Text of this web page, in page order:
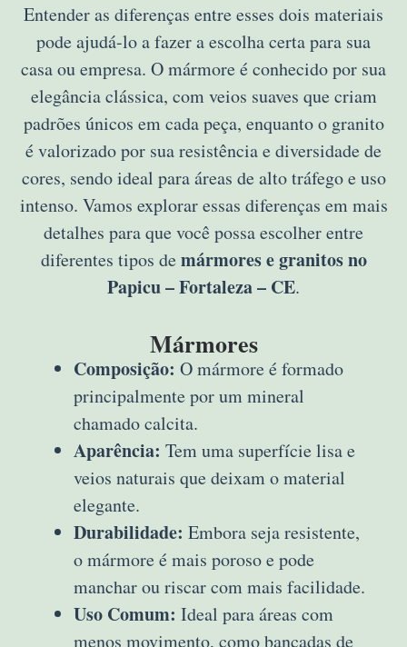
Entender as diferenças entre esses dois materiais
pode ajudá-lo a fazer a escolha certa para sua
casa ou empresa. O mármore é conhecido por sua
elegância clássica, com veios suaves que criam
padrões únicos em cada peça, enquanto o granito
é valorizado por sua resistência e diversidade de
cores, sendo ideal para áreas de alto tráfego e uso
intenso. Vamos explorar essas diferenças em mais
detalhes para que você possa escolher entre
diferentes tipos de mármores e granitos no
Papicu – Fortaleza – CE.
Mármores
Composição: O mármore é formado
principalmente por um mineral
chamado calcita.
Aparência: Tem uma superfície lisa e
veios naturais que deixam o material
elegante.
Durabilidade: Embora seja resistente,
o mármore é mais poroso e pode
manchar ou riscar com mais facilidade.
Uso Comum: Ideal para áreas com
menos movimento, como bancadas de